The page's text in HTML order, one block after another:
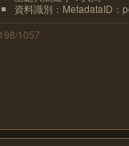
資料識別：MetadataID
198/1057